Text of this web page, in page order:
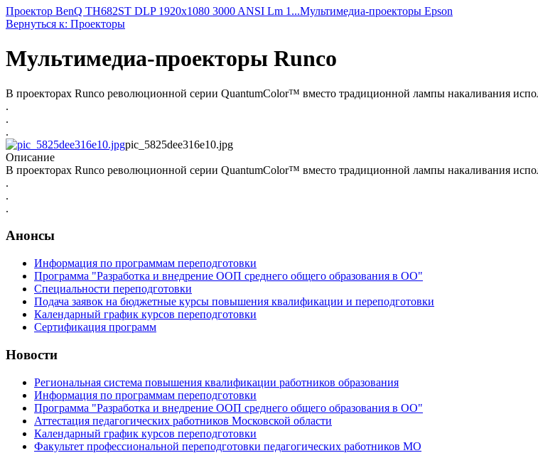
Проектор BenQ TH682ST DLP 1920x1080 3000 ANSI Lm 1...Мультимедиа-проекторы Epson
Вернуться к: Проекторы
Мультимедиа-проекторы Runco
В проекторах Runco революционной серии QuantumColor™ вместо традиционной лампы накаливания
.
.
.
pic_5825dee316e10.jpg
Описание
В проекторах Runco революционной серии QuantumColor™ вместо традиционной лампы накаливания
.
.
.
Анонсы
Информация по программам переподготовки
Программа "Разработка и внедрение ООП среднего общего образования в ОО"
Специальности переподготовки
Подача заявок на бюджетные курсы повышения квалификации и переподготовки
Календарный график курсов переподготовки
Сертификация программ
Новости
Региональная система повышения квалификации работников образования
Информация по программам переподготовки
Программа "Разработка и внедрение ООП среднего общего образования в ОО"
Аттестация педагогических работников Московской области
Календарный график курсов переподготовки
Факультет профессиональной переподготовки педагогических работников МО